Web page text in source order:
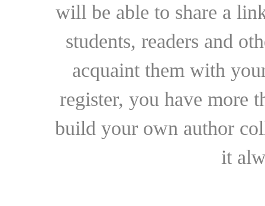
will be able to share a
students, readers and
acquaint them with
register, you have more
build your own author
it